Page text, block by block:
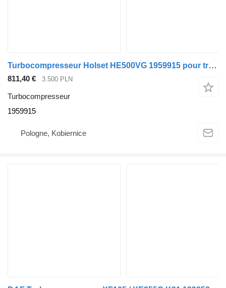
Turbocompresseur Holset HE500VG 1959915 pour tracteur routier DAF XF,CF 106
811,40 € 3.500 PLN
Turbocompresseur
1959915
Pologne, Kobiernice